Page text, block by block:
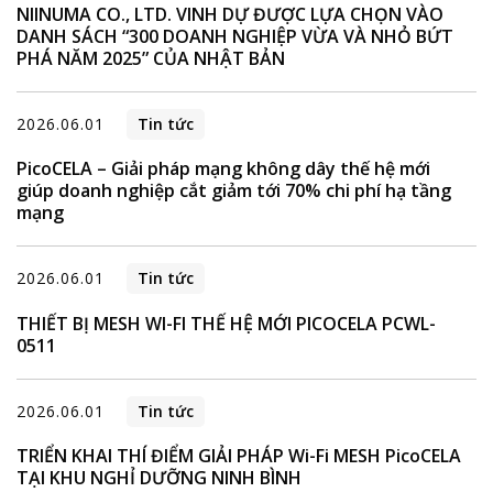
NIINUMA CO., LTD. VINH DỰ ĐƯỢC LỰA CHỌN VÀO
DANH SÁCH “300 DOANH NGHIỆP VỪA VÀ NHỎ BỨT
PHÁ NĂM 2025” CỦA NHẬT BẢN
2026.06.01 Tin tức
PicoCELA – Giải pháp mạng không dây thế hệ mới
giúp doanh nghiệp cắt giảm tới 70% chi phí hạ tầng
mạng
2026.06.01 Tin tức
THIẾT BỊ MESH WI-FI THẾ HỆ MỚI PICOCELA PCWL-
0511
2026.06.01 Tin tức
TRIỂN KHAI THÍ ĐIỂM GIẢI PHÁP Wi-Fi MESH PicoCELA
TẠI KHU NGHỈ DƯỠNG NINH BÌNH